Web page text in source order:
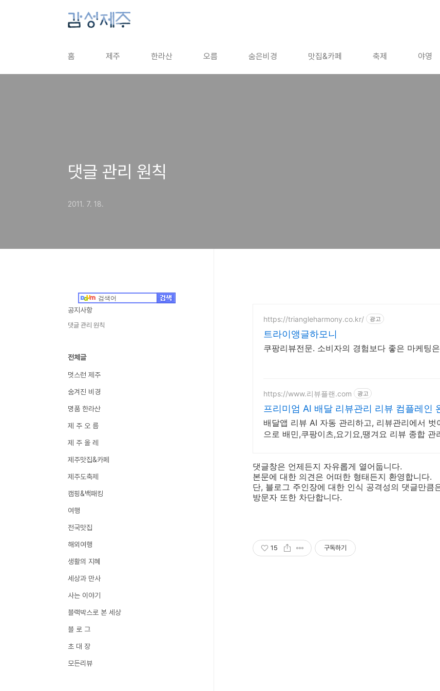
홈 제주 한라산 오름 숨은비경 맛집&카페 축제 야영
댓글 관리 원칙
2011. 7. 18.
https://triangleharmony.co.kr/ 광고
트라이앵글하모니
쿠팡리뷰전문. 소비자의 경험보다 좋은 마케팅
https://www.리뷰플랜.com 광고
프리미엄 AI 배달 리뷰관리 리뷰 컴플레인
배달앱 리뷰 AI 자동 관리하고, 리뷰관리에서
으로 배민,쿠팡이츠,요기요,땡겨요 리뷰 종합 관
댓글창은 언제든지 자유롭게 열어둡니다.
본문에 대한 의견은 어떠한 형태든지 환영합니다.
단, 블로그 주인장에 대한 인식 공격성의 댓글만큼
방문자 또한 차단합니다.
15 구독하기
공지사항
댓글 관리 원칙
전체글
멋스런 제주
숨겨진 비경
명품 한라산
제 주 오 름
제 주 올 레
제주맛집&카페
제주도축제
캠핑&백패킹
여행
전국맛집
해외여행
생활의 지혜
세상과 만사
사는 이야기
블랙박스로 본 세상
블 로 그
초 대 장
모든리뷰